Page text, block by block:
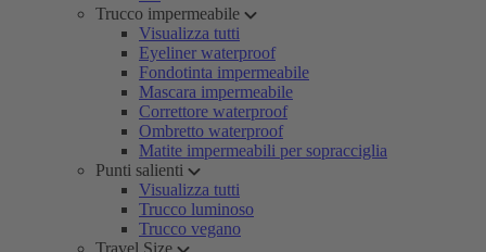
Trucco impermeabile
Visualizza tutti
Eyeliner waterproof
Fondotinta impermeabile
Mascara impermeabile
Correttore waterproof
Ombretto waterproof
Matite impermeabili per sopracciglia
Punti salienti
Visualizza tutti
Trucco luminoso
Trucco vegano
Travel Size